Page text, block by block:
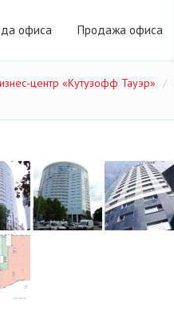
офиса Продажа офиса
центр «Кутузофф Тауэр»